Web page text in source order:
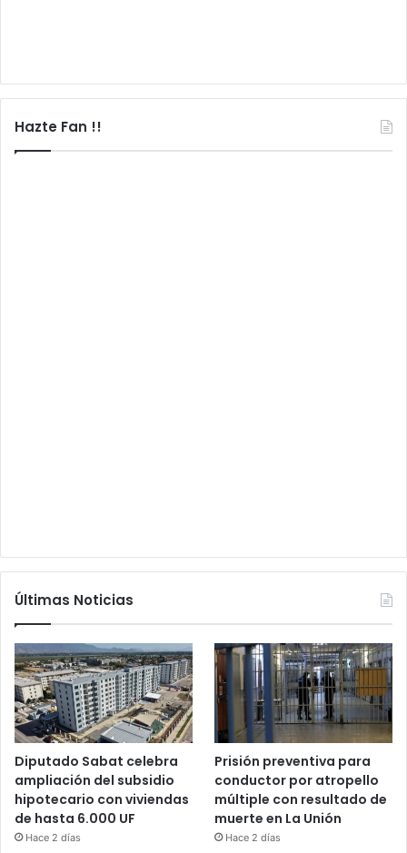
Hazte Fan !!
Últimas Noticias
Diputado Sabat celebra
ampliación del subsidio
hipotecario con viviendas
de hasta 6.000 UF
Hace 2 días
Prisión preventiva para
conductor por atropello
múltiple con resultado de
muerte en La Unión
Hace 2 días